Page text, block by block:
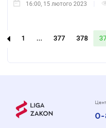
16:00, 15 лютого 2023
1 ... 377 378
0-